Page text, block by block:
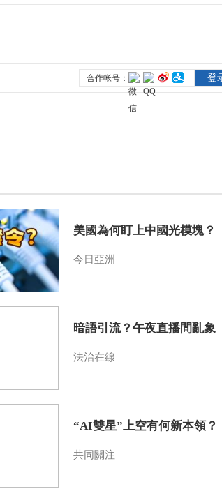
奇怪的火球（上）
《地理中国》 20120526
解密神泉·毒泉
2012-05-25 20:17:38
解密神泉·不老泉
2012-05-21 19:01:09
美國為何盯上中國光模塊？
今日亞洲
暗語引流？午夜直播間亂象
法治在線
“AI雙星”上空有何新本領？
共同關注